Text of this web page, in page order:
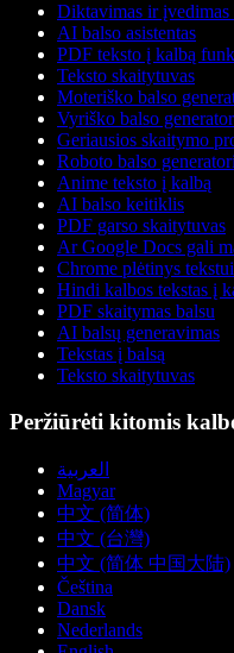
Diktavimas ir įvedimas
AI balso asistentas
PDF teksto į kalbą
Teksto skaitytuvas
Moteriško balso
Vyriško balso
Geriausios skaitymo
Roboto balso
Anime teksto į kalbą
AI balso keitiklis
PDF garso skaitytuvas
Ar Google Docs gali
Chrome plėtinys
Hindi kalbos tekstas į
PDF skaitymas balsu
AI balsų generavimas
Tekstas į balsą
Teksto skaitytuvas
Peržiūrėti kitomis
العربية
Magyar
中文 (简体)
中文 (台灣)
中文 (简体 中国大陆)
Čeština
Dansk
Nederlands